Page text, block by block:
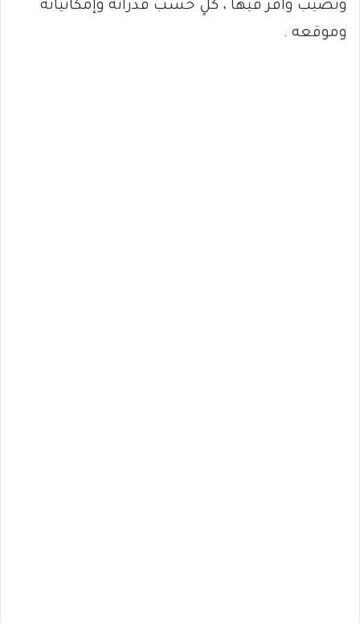
ونصيب وافر فيها ، كلٍ حسب قدراته وإمكانياته
وموقعه .